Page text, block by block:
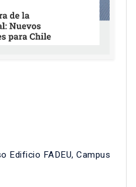
Edificio FADEU, Campus